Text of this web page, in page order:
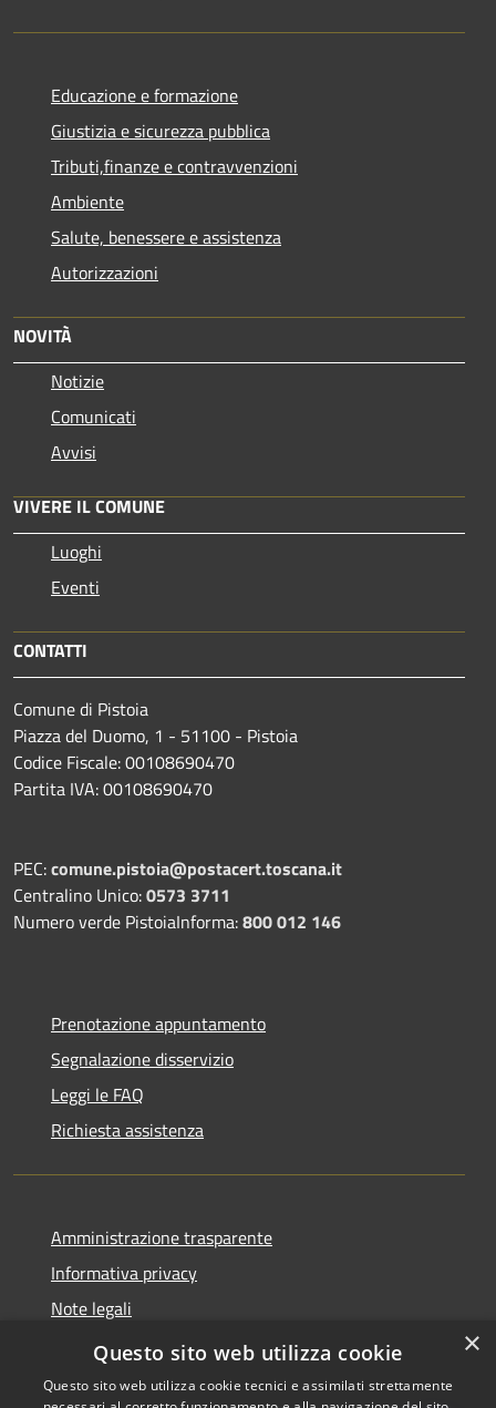
Educazione e formazione
Giustizia e sicurezza pubblica
Tributi,finanze e contravvenzioni
Ambiente
Salute, benessere e assistenza
Autorizzazioni
NOVITÀ
Notizie
Comunicati
Avvisi
VIVERE IL COMUNE
Luoghi
Eventi
CONTATTI
Comune di Pistoia
Piazza del Duomo, 1 - 51100 - Pistoia
Codice Fiscale: 00108690470
Partita IVA: 00108690470
PEC:comune.pistoia@postacert.toscana.it
Centralino Unico:0573 3711
Numero verde PistoiaInforma:800 012 146
Prenotazione appuntamento
Segnalazione disservizio
Leggi le FAQ
Richiesta assistenza
Amministrazione trasparente
Informativa privacy
Note legali
Dichiarazione di accessibilità
×
Questo sito web utilizza cookie
Questo sito web utilizza cookie tecnici e assimilati strettamente